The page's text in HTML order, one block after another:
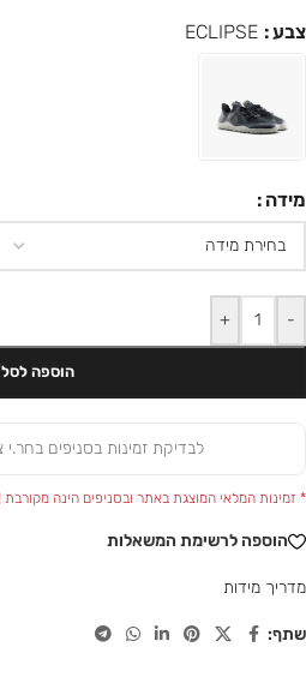
צבע ECLIPSE
מידה
-
+
הוספה לסל
לבדיקת זמינות בסניפים בחר.י
* זמינות המלאי המוצגת באתר ובסניפים הינה מקורבת
הוספה לרשימת המשאלות
מדריך מידות
שתף: